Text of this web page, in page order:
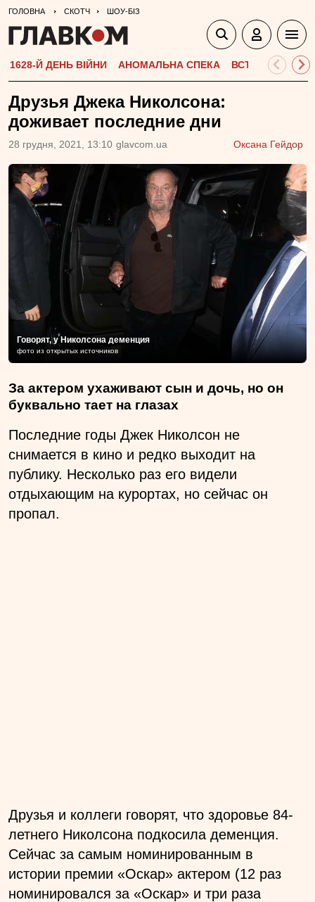
ГОЛОВНА СКОТЧ ШОУ-БІЗ
1628-Й ДЕНЬ ВІЙНИ АНОМАЛЬНА СПЕКА ВСТУПНА
Друзья Джека Николсона:
доживает последние дни
28 грудня, 2021, 13:10 glavcom.ua Оксана Гейдор
Говорят, у Николсона деменция
фото из открытых источников
За актером ухаживают сын и дочь, но он
буквально тает на глазах
Последние годы Джек Николсон не
снимается в кино и редко выходит на
публику. Несколько раз его видели
отдыхающим на курортах, но сейчас он
пропал.
Друзья и коллеги говорят, что здоровье 84-
летнего Николсона подкосила деменция.
Сейчас за самым номинированным в
истории премии «Оскар» актером (12 раз
номинировался за «Оскар» и три раза